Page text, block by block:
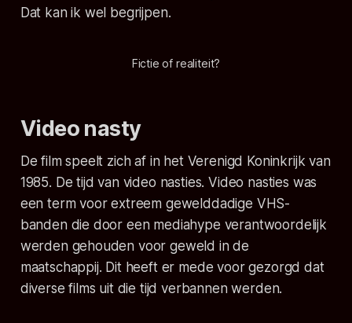
Dat kan ik wel begrijpen.
Fictie of realiteit?
Video nasty
De film speelt zich af in het Verenigd Koninkrijk van
1985. De tijd van video nasties. Video nasties was
een term voor extreem gewelddadige VHS-
banden die door een mediahype verantwoordelijk
werden gehouden voor geweld in de
maatschappij. Dit heeft er mede voor gezorgd dat
diverse films uit die tijd verbannen werden.